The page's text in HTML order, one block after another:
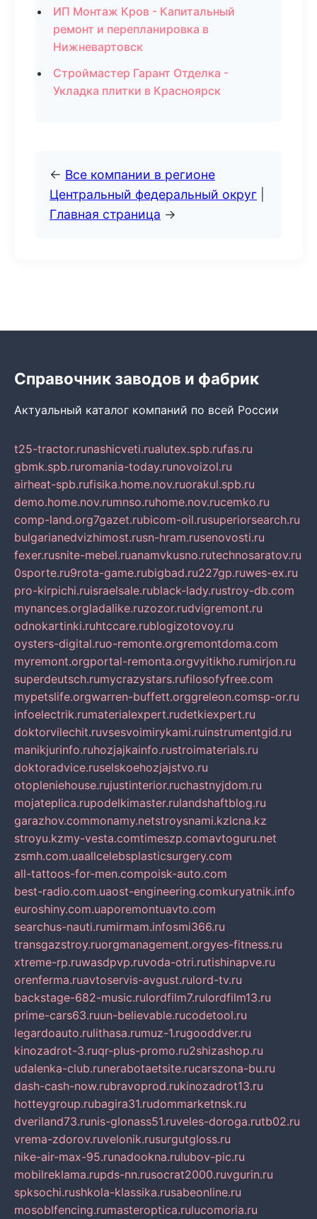
ИП Монтаж Кров - Капитальный
ремонт и перепланировка в
Нижневартовск
Строймастер Гарант Отделка -
Укладка плитки в Красноярск
← Все компании в регионе
Центральный федеральный округ
Главная страница →
Справочник заводов и фабрик
Актуальный каталог компаний по всей России
t25-tractor.runashicveti.rualutex.spb.rufas.ru
gbmk.spb.ruromania-today.runovoizol.ru
airheat-spb.rufisika.home.nov.ruorakul.spb.ru
demo.home.nov.rumnso.ruhome.nov.rucemko.ru
comp-land.org7gazet.rubicom-oil.rusuperiorsearch.ru
bulgarianedvizhimost.rusn-hram.rusenovosti.ru
fexer.rusnite-mebel.ruanamvkusno.rutechnosaratov.ru
0sporte.ru9rota-game.rubigbad.ru227gp.ruwes-ex.ru
pro-kirpichi.ruisraelsale.rublack-lady.rustroy-db.com
mynances.orgladalike.ruzozor.rudvigremont.ru
odnokartinki.ruhtccare.rublogizotovoy.ru
oysters-digital.ruo-remonte.orgremontdoma.com
myremont.orgportal-remonta.orgvyitikho.rumirjon.ru
superdeutsch.rumycrazystars.rufilosofyfree.com
mypetslife.orgwarren-buffett.orggreleon.comsp-or.ru
infoelectrik.rumaterialexpert.rudetkiexpert.ru
doktorvilechit.ruvsesvoimirykami.ruinstrumentgid.ru
manikjurinfo.ruhozjajkainfo.rustroimaterials.ru
doktoradvice.ruselskoehozjajstvo.ru
otopleniehouse.rujustinterior.ruchastnyjdom.ru
mojateplica.rupodelkimaster.rulandshaftblog.ru
garazhov.commonamy.netstroysnami.kzlcna.kz
stroyu.kzmy-vesta.comtimeszp.comavtoguru.net
zsmh.com.uaallcelebsplasticsurgery.com
all-tattoos-for-men.compoisk-auto.com
best-radio.com.uaost-engineering.comkuryatnik.info
euroshiny.com.uaporemontuavto.com
searchus-nauti.rumirmam.infosmi366.ru
transgazstroy.ruorgmanagement.orgyes-fitness.ru
xtreme-rp.ruwasdpvp.ruvoda-otri.rutishinapve.ru
orenferma.ruavtoservis-avgust.rulord-tv.ru
backstage-682-music.rulordfilm7.rulordfilm13.ru
prime-cars63.ruun-believable.rucodetool.ru
legardoauto.rulithasa.rumuz-1.rugooddver.ru
kinozadrot-3.ruqr-plus-promo.ru2shizashop.ru
udalenka-club.runerabotaetsite.rucarszona-bu.ru
dash-cash-now.rubravoprod.rukinozadrot13.ru
hotteygroup.rubagira31.rudommarketnsk.ru
dveriland73.runis-glonass51.ruveles-doroga.rutb02.ru
vrema-zdorov.ruvelonik.rusurgutgloss.ru
nike-air-max-95.runadookna.rulubov-pic.ru
mobilreklama.rupds-nn.rusocrat2000.ruvgurin.ru
spksochi.rushkola-klassika.rusabeonline.ru
mosoblfencing.rumasteroptica.rulucomoria.ru